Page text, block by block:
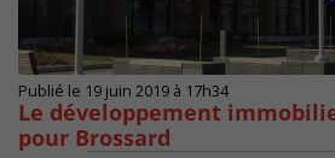
Publié le 19 juin 2019 à 17h34
Le développement
pour Brossard